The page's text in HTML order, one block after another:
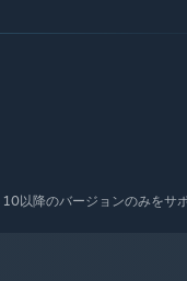
。汎用スキルは、ゲー
てアップグレードでき
キルではそのメカニズ
以降のバージョンのみをサポ